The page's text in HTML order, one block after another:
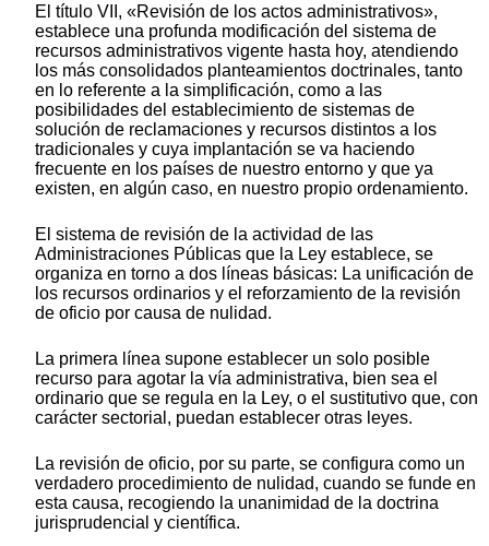
El título VII, «Revisión de los actos administrativos»,
establece una profunda modificación del sistema de
recursos administrativos vigente hasta hoy, atendiendo
los más consolidados planteamientos doctrinales, tanto
en lo referente a la simplificación, como a las
posibilidades del establecimiento de sistemas de
solución de reclamaciones y recursos distintos a los
tradicionales y cuya implantación se va haciendo
frecuente en los países de nuestro entorno y que ya
existen, en algún caso, en nuestro propio ordenamiento.
El sistema de revisión de la actividad de las
Administraciones Públicas que la Ley establece, se
organiza en torno a dos líneas básicas: La unificación de
los recursos ordinarios y el reforzamiento de la revisión
de oficio por causa de nulidad.
La primera línea supone establecer un solo posible
recurso para agotar la vía administrativa, bien sea el
ordinario que se regula en la Ley, o el sustitutivo que, con
carácter sectorial, puedan establecer otras leyes.
La revisión de oficio, por su parte, se configura como un
verdadero procedimiento de nulidad, cuando se funde en
esta causa, recogiendo la unanimidad de la doctrina
jurisprudencial y científica.